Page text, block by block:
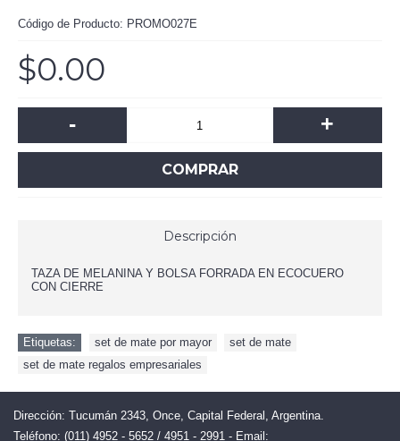
Código de Producto: PROMO027E
$0.00
- +
COMPRAR
Descripción
TAZA DE MELANINA Y BOLSA FORRADA EN ECOCUERO
CON CIERRE
Etiquetas: set de mate por mayor set de mate
set de mate regalos empresariales
Dirección: Tucumán 2343, Once, Capital Federal, Argentina.
Teléfono: (011) 4952 - 5652 / 4951 - 2991 - Email: